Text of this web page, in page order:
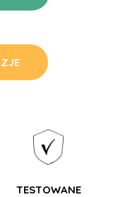
TESTOWANE